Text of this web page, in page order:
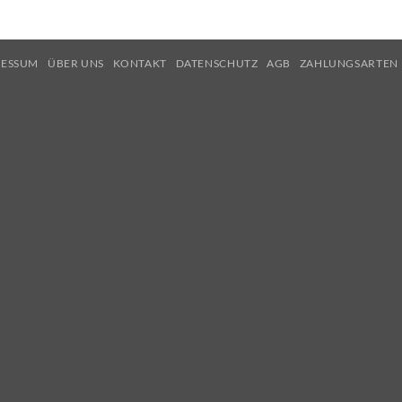
ÜBER UNS KONTAKT DATENSCHUTZ AGB ZAHLUNGSARTEN